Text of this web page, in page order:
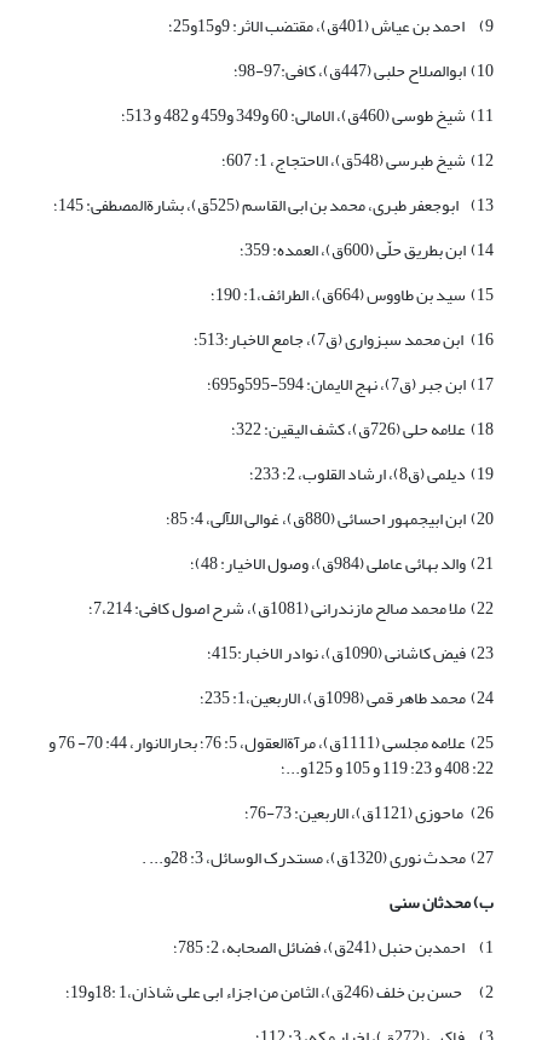
9) احمد بن عیاش (401ق)، مقتضب الاثر: 9و15و25؛
10) ابوالصلاح حلبی (447ق)، کافی:97-98؛
11) شیخ طوسی (460ق)، الامالی: 60 و349 و459 و 482 و 513؛
12) شیخ طبرسی (548ق)، الاحتجاج، 1: 607؛
13) ابوجعفر طبری، محمد بن ابی القاسم (525ق)، بشارة‏المصطفی: 145؛
14) ابن بطریق حلّی (600ق)، العمده: 359؛
15) سید بن طاووس (664ق)، الطرائف،1: 190؛
16) ابن محمد سبزواری (ق7)، جامع الاخبار:513؛
17) ابن جبر (ق7)، نهج الایمان: 594-595و695؛
18) علامه حلی (726ق)، کشف الیقین: 322؛
19) دیلمی (ق8)، ارشاد القلوب، 2: 233؛
20) ابن ابی‏جمهور احسائی (880ق)، غوالی اللآلی، 4: 85؛
21) والد بهائی عاملی (984ق)، وصول الاخیار: 48)؛
22) ملا محمد صالح مازندرانی (1081ق)، شرح اصول کافی: 7،214؛
23) فیض کاشانی (1090ق)، نوادر الاخبار:415؛
24) محمد طاهر قمی (1098ق)، الاربعین،1: 235؛
25) علامه مجلسی (1111ق)، مرآةالعقول، 5: 76؛ بحارالانوار، 44: 70- 76 و
22: 408 و 23: 119 و 105 و 125و...؛
26) ماحوزی (1121ق)، الاربعین: 73-76؛
27) محدث نوری (1320ق)، مستدرک الوسائل، 3: 28و... .
ب) محدثان سنی
1) احمدبن حنبل (241ق)، فضائل الصحابه، 2: 785؛
2) حسن بن خلف (246ق)، الثامن من اجزاء ابی علی شاذان،1 :18و19؛